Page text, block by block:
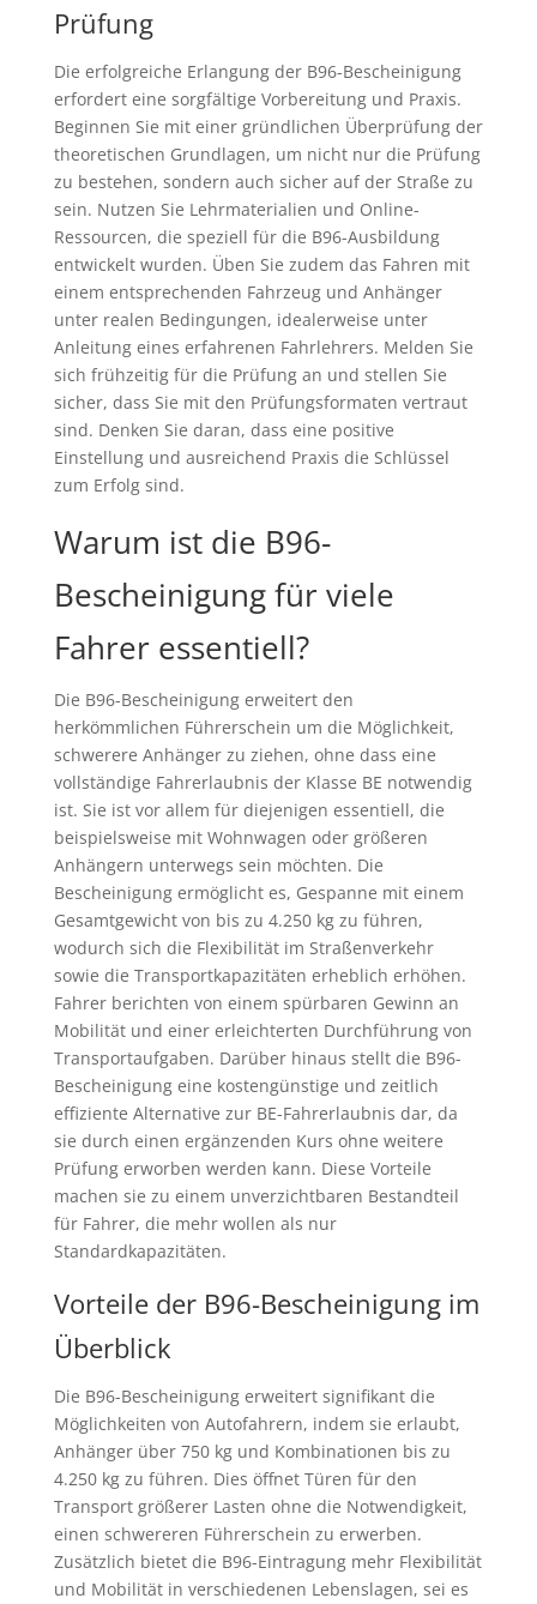
Prüfung
Die erfolgreiche Erlangung der B96-Bescheinigung
erfordert eine sorgfältige Vorbereitung und Praxis.
Beginnen Sie mit einer gründlichen Überprüfung der
theoretischen Grundlagen, um nicht nur die Prüfung
zu bestehen, sondern auch sicher auf der Straße zu
sein. Nutzen Sie Lehrmaterialien und Online-
Ressourcen, die speziell für die B96-Ausbildung
entwickelt wurden. Üben Sie zudem das Fahren mit
einem entsprechenden Fahrzeug und Anhänger
unter realen Bedingungen, idealerweise unter
Anleitung eines erfahrenen Fahrlehrers. Melden Sie
sich frühzeitig für die Prüfung an und stellen Sie
sicher, dass Sie mit den Prüfungsformaten vertraut
sind. Denken Sie daran, dass eine positive
Einstellung und ausreichend Praxis die Schlüssel
zum Erfolg sind.
Warum ist die B96-
Bescheinigung für viele
Fahrer essentiell?
Die B96-Bescheinigung erweitert den
herkömmlichen Führerschein um die Möglichkeit,
schwerere Anhänger zu ziehen, ohne dass eine
vollständige Fahrerlaubnis der Klasse BE notwendig
ist. Sie ist vor allem für diejenigen essentiell, die
beispielsweise mit Wohnwagen oder größeren
Anhängern unterwegs sein möchten. Die
Bescheinigung ermöglicht es, Gespanne mit einem
Gesamtgewicht von bis zu 4.250 kg zu führen,
wodurch sich die Flexibilität im Straßenverkehr
sowie die Transportkapazitäten erheblich erhöhen.
Fahrer berichten von einem spürbaren Gewinn an
Mobilität und einer erleichterten Durchführung von
Transportaufgaben. Darüber hinaus stellt die B96-
Bescheinigung eine kostengünstige und zeitlich
effiziente Alternative zur BE-Fahrerlaubnis dar, da
sie durch einen ergänzenden Kurs ohne weitere
Prüfung erworben werden kann. Diese Vorteile
machen sie zu einem unverzichtbaren Bestandteil
für Fahrer, die mehr wollen als nur
Standardkapazitäten.
Vorteile der B96-Bescheinigung im
Überblick
Die B96-Bescheinigung erweitert signifikant die
Möglichkeiten von Autofahrern, indem sie erlaubt,
Anhänger über 750 kg und Kombinationen bis zu
4.250 kg zu führen. Dies öffnet Türen für den
Transport größerer Lasten ohne die Notwendigkeit,
einen schwereren Führerschein zu erwerben.
Zusätzlich bietet die B96-Eintragung mehr Flexibilität
und Mobilität in verschiedenen Lebenslagen, sei es